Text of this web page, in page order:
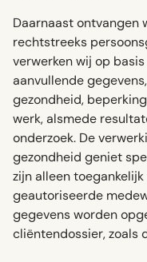
Daarnaast ontvangen
rechtstreeks
verwerken wij op
aanvullende
gezondheid,
werk, alsmede
onderzoek. De
gezondheid geniet
zijn alleen
geautoriseerde
gegevens worden
cliëntendossier, zoals